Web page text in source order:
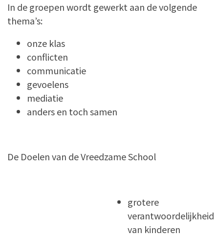
In de groepen wordt gewerkt aan de volgende
thema’s:
onze klas
conflicten
communicatie
gevoelens
mediatie
anders en toch samen
De Doelen van de Vreedzame School
grotere
verantwoordelijkheid
van kinderen